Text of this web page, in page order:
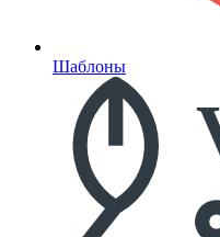
Шаблоны